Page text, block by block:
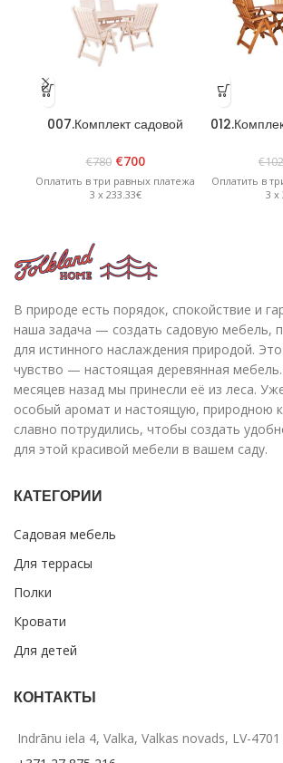
007.Комплект садовой
€780 €700
Оплатить в три равных платежа
3 x 233.33€
€
Оплатить в
3 x
В природе есть порядок, спокойствие и
наша задача — создать садовую мебель,
для истинного наслаждения природой.
чувство — настоящая деревянная
месяцев назад мы принесли её из леса.
особый аромат и настоящую, природною
славно потрудились, чтобы создать
для этой красивой мебели в вашем саду.
КАТЕГОРИИ
Садовая мебель
Для террасы
Полки
Кровати
Для детей
КОНТАКТЫ
Indrānu iela 4, Valka, Valkas novads, LV-4701